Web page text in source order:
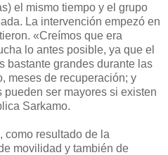
el mismo tiempo y el grupo
La intervención empezó en
«Creímos que era
lo antes posible, ya que el
bastante grandes durante las
meses de recuperación; y
ser mayores si existen
Sarkamo.
como resultado de la
movilidad y también de